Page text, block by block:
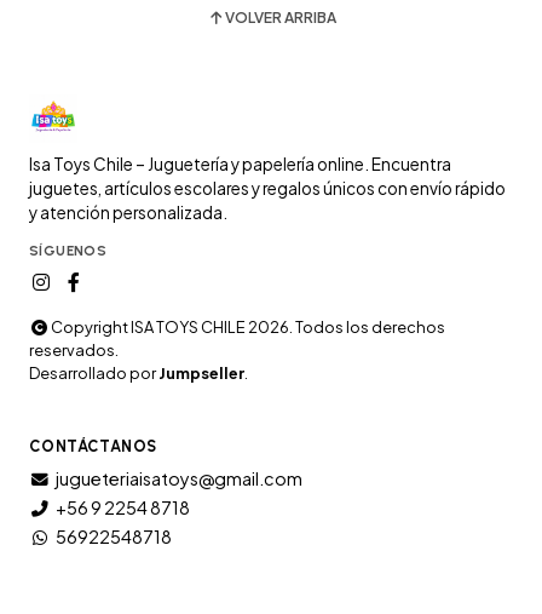
VOLVER ARRIBA
Isa Toys Chile – Juguetería y papelería online. Encuentra
juguetes, artículos escolares y regalos únicos con envío rápido
y atención personalizada.
SÍGUENOS
Copyright ISA TOYS CHILE 2026. Todos los derechos
reservados.
Desarrollado porJumpseller
CONTÁCTANOS
jugueteriaisatoys@gmail.com
+56 9 2254 8718
56922548718